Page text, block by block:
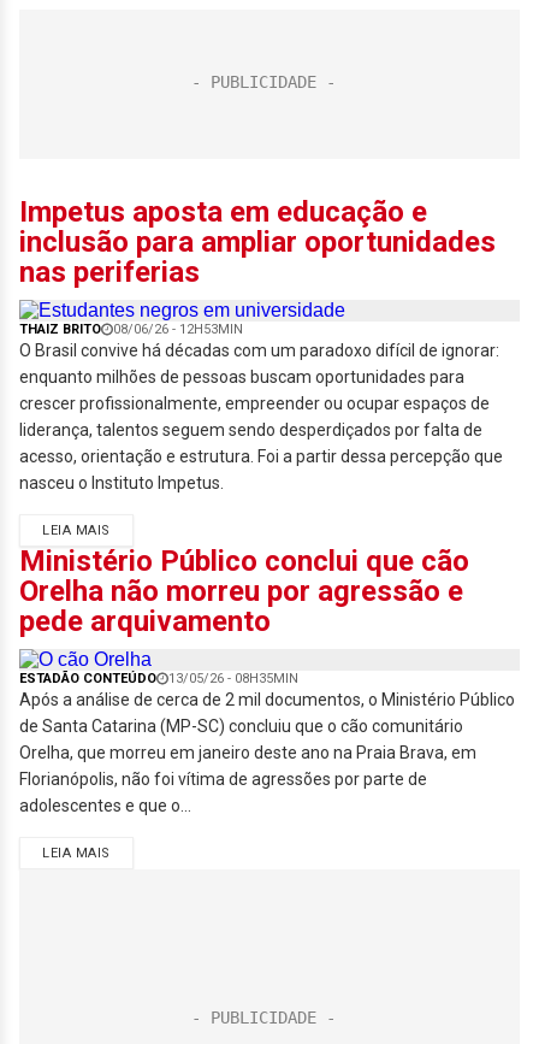
Impetus aposta em educação e
inclusão para ampliar oportunidades
nas periferias
THAIZ BRITO 08/06/26 - 12H53MIN
O Brasil convive há décadas com um paradoxo difícil de ignorar:
enquanto milhões de pessoas buscam oportunidades para
crescer profissionalmente, empreender ou ocupar espaços de
liderança, talentos seguem sendo desperdiçados por falta de
acesso, orientação e estrutura. Foi a partir dessa percepção que
nasceu o Instituto Impetus.
LEIA MAIS
Ministério Público conclui que cão
Orelha não morreu por agressão e
pede arquivamento
ESTADÃO CONTEÚDO 13/05/26 - 08H35MIN
Após a análise de cerca de 2 mil documentos, o Ministério Público
de Santa Catarina (MP-SC) concluiu que o cão comunitário
Orelha, que morreu em janeiro deste ano na Praia Brava, em
Florianópolis, não foi vítima de agressões por parte de
adolescentes e que o...
LEIA MAIS